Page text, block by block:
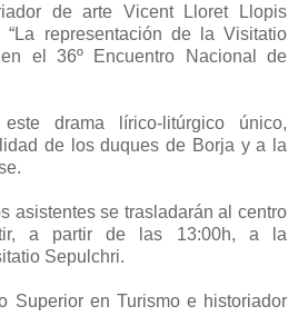
de arte Vicent Lloret Llopis
“La representación de la Visitatio
el 36º Encuentro Nacional de
drama lírico-litúrgico único,
de los duques de Borja y a la
asistentes se trasladarán al centro
a partir de las 13:00h, a la
Sepulchri.
Superior en Turismo e historiador